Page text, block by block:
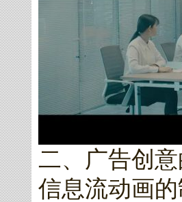
二、广告创
信息流动画